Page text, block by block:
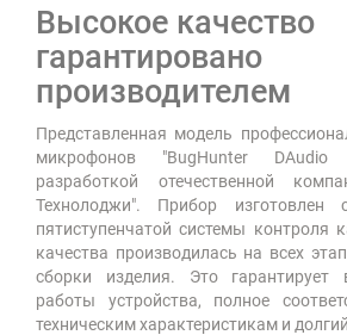
Высокое качество
гарантировано
производителем
Представленная модель
микрофонов "BugHunter DAudio
разработкой отечественной
Технолоджи". Прибор изготовлен
пятиступенчатой системы контроля
качества производилась на всех
сборки изделия. Это гарантирует
работы устройства, полное
техническим характеристикам и